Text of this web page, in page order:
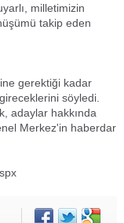
milletimizin
takip eden
gerektiği kadar
söyledi.
adaylar hakkında
Merkez'in haberdar